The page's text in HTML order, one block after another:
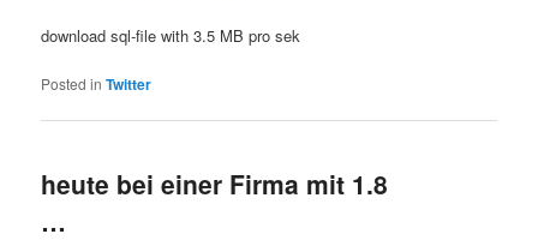
download sql-file with 3.5 MB pro sek
Posted in Twitter
heute bei einer Firma mit 1.8
…